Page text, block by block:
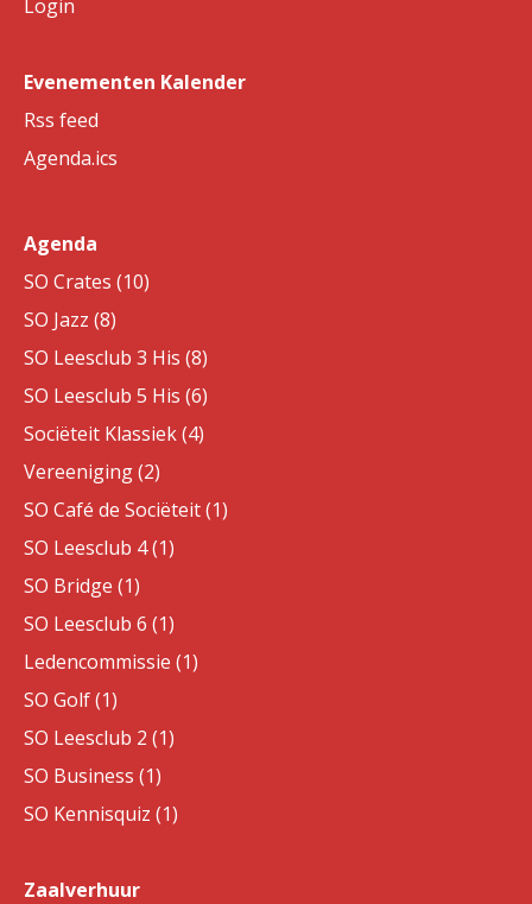
Login
Evenementen Kalender
Rss feed
Agenda.ics
Agenda
SO Crates (10)
SO Jazz (8)
SO Leesclub 3 His (8)
SO Leesclub 5 His (6)
Sociëteit Klassiek (4)
Vereeniging (2)
SO Café de Sociëteit (1)
SO Leesclub 4 (1)
SO Bridge (1)
SO Leesclub 6 (1)
Ledencommissie (1)
SO Golf (1)
SO Leesclub 2 (1)
SO Business (1)
SO Kennisquiz (1)
Zaalverhuur